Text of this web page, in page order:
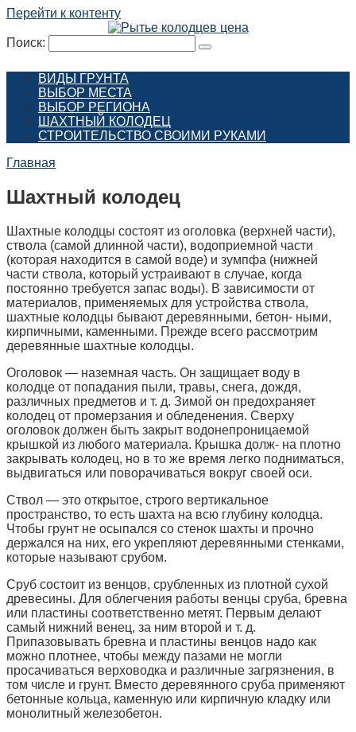
Перейти к контенту
Поиск:
ВИДЫ ГРУНТА
ВЫБОР МЕСТА
ВЫБОР РЕГИОНА
ШАХТНЫЙ КОЛОДЕЦ
СТРОИТЕЛЬСТВО СВОИМИ РУКАМИ
Главная
Шахтный колодец
Шахтные колодцы состоят из оголовка (верхней части),
ствола (самой длинной части), водоприемной части
(которая находится в самой воде) и зумпфа (нижней
части ствола, который устраивают в случае, когда
постоянно требуется запас воды). В зависимости от
материалов, применяемых для устройства ствола,
шахтные колодцы бывают деревянными, бетон- ными,
кирпичными, каменными. Прежде всего рассмотрим
деревянные шахтные колодцы.
Оголовок — наземная часть. Он защищает воду в
колодце от попадания пыли, травы, снега, дождя,
различных предметов и т. д. Зимой он предохраняет
колодец от промерзания и обледенения. Сверху
оголовок должен быть закрыт водонепроницаемой
крышкой из любого материала. Крышка долж- на плотно
закрывать колодец, но в то же время легко подниматься,
выдвигаться или поворачиваться вокруг своей оси.
Ствол — это открытое, строго вертикальное
пространство, то есть шахта на всю глубину колодца.
Чтобы грунт не осыпался со стенок шахты и прочно
держался на них, его укрепляют деревянными стенками,
которые называют срубом.
Сруб состоит из венцов, срубленных из плотной сухой
древесины. Для облегчения работы венцы сруба, бревна
или пластины соответственно метят. Первым делают
самый нижний венец, за ним второй и т. д.
Припазовывать бревна и пластины венцов надо как
можно плотнее, чтобы между пазами не могли
просачиваться верховодка и различные загрязнения, в
том числе и грунт. Вместо деревянного сруба применяют
бетонные кольца, каменную или кирпичную кладку или
монолитный железобетон.